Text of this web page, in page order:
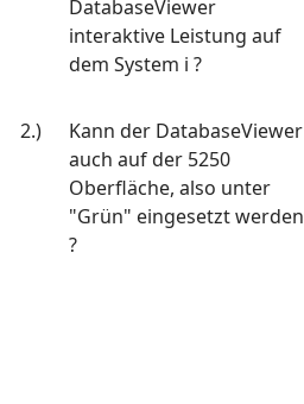
DatabaseViewer
interaktive Leistung auf
dem System i ?
2.)
Kann der DatabaseViewer
auch auf der 5250
Oberfläche, also unter
"Grün" eingesetzt werden
?